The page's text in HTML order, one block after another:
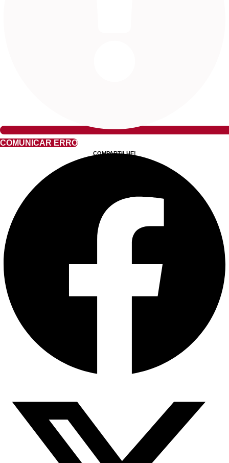
COMUNICAR ERRO
COMPARTILHE!